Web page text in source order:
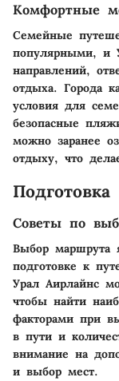
Комфортные
Семейные
популярными, и
направлений,
отдыха. Города
условия для
безопасные
можно заранее
отдыху, что
Советы по
Выбор маршрута
подготовке к
Урал Аирлайнс
чтобы найти
факторами при
в пути и
внимание на
и выбор мест.